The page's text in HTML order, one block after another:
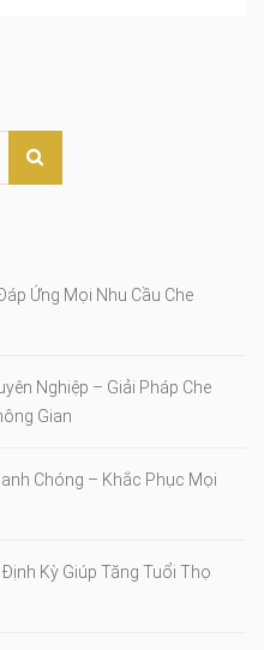
Ứng Mọi Nhu Cầu Che
Nghiệp – Giải Pháp Che
Gian
Chóng – Khắc Phục Mọi
Kỳ Giúp Tăng Tuổi Thọ